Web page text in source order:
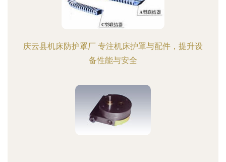
庆云县机床防护罩厂 专注机床护罩与配件，提升设
备性能与安全